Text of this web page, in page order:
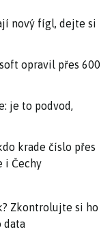
nový fígl, dejte si
opravil přes 600
je to podvod,
krade číslo přes
i Čechy
Zkontrolujte si ho
data